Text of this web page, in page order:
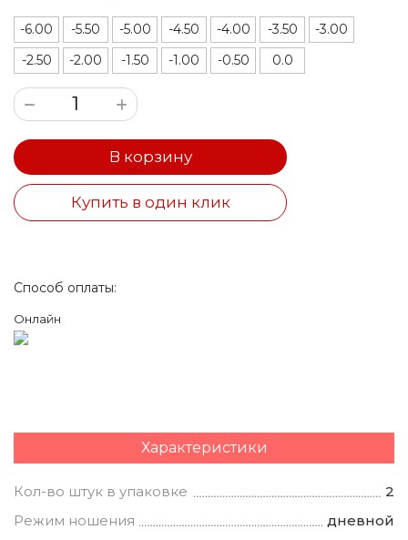
-6.00 -5.50 -5.00 -4.50 -4.00 -3.50
-3.00
-2.50
-2.00 -1.50 -1.00 -0.50 0.0
В корзину
Купить в один клик
Способ оплаты:
Онлайн
Характеристики
Кол-во штук в упаковке
2
Режим ношения
дневной